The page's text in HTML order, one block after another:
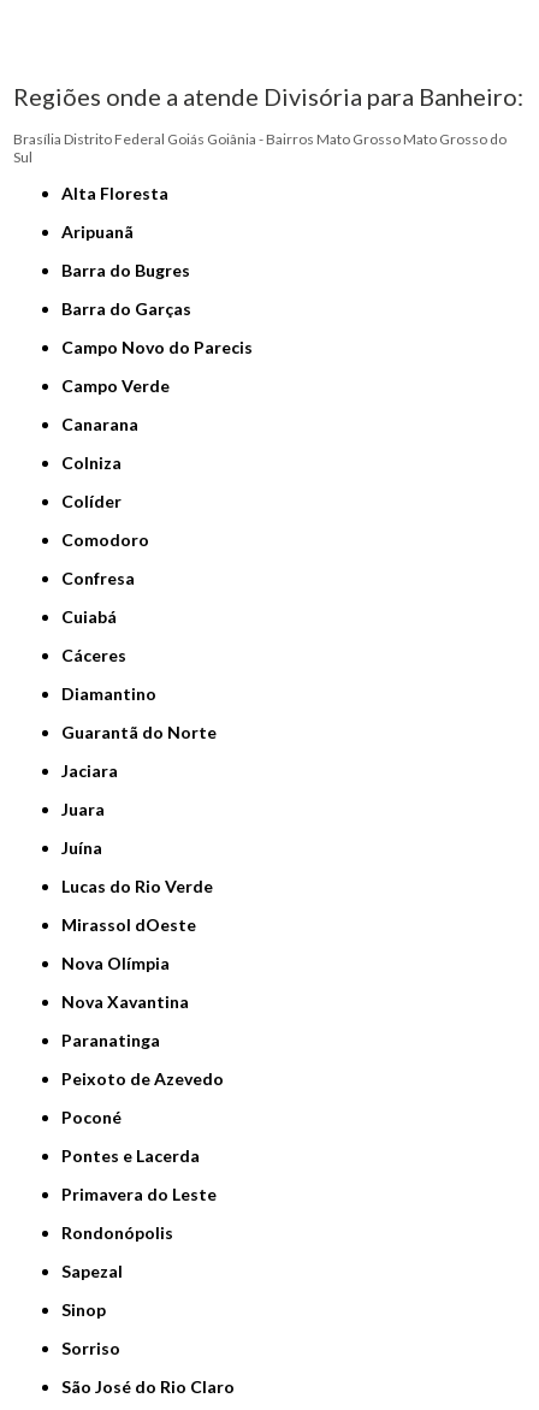
Regiões onde a atende Divisória para Banheiro:
Brasília Distrito Federal Goiás Goiânia - Bairros Mato Grosso Mato Grosso do
Sul
Alta Floresta
Aripuanã
Barra do Bugres
Barra do Garças
Campo Novo do Parecis
Campo Verde
Canarana
Colniza
Colíder
Comodoro
Confresa
Cuiabá
Cáceres
Diamantino
Guarantã do Norte
Jaciara
Juara
Juína
Lucas do Rio Verde
Mirassol dOeste
Nova Olímpia
Nova Xavantina
Paranatinga
Peixoto de Azevedo
Poconé
Pontes e Lacerda
Primavera do Leste
Rondonópolis
Sapezal
Sinop
Sorriso
São José do Rio Claro